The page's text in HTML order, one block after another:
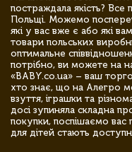
постраждала якість?
Польщі. Можемо
які у вас вже є або які
товари польських
оптимальне
потрібно, ви можете на
«BABY.co.ua» – ваш
хто знає, що на Алегро
взуття, іграшки та
досі зупиняла складна
покупки, поспішаємо вас
для дітей стають